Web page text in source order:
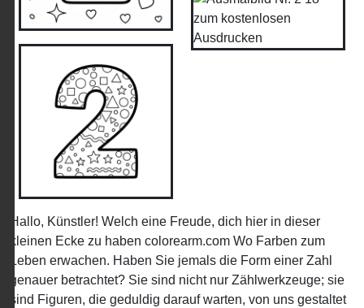
Hallo, Künstler! Welch eine Freude, dich hier in dieser
kleinen Ecke zu haben colorearm.com Wo Farben zum
Leben erwachen. Haben Sie jemals die Form einer Zahl
genauer betrachtet? Sie sind nicht nur Zählwerkzeuge; sie
sind Figuren, die geduldig darauf warten, von uns gestaltet